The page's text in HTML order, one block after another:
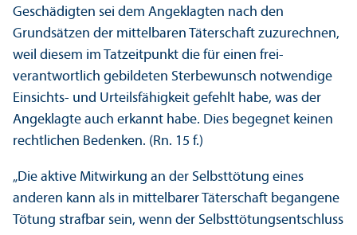
Geschädigten sei dem Angeklagten nach den
Grundsätzen der mittelbaren Täterschaft zuzurechnen,
weil diesem im Tatzeitpunkt die für einen frei­
verantwortlich gebildeten Sterbewunsch notwendige
Einsichts- und Urteils­fähigkeit gefehlt habe, was der
Angeklagte auch erkannt habe. Dies begegnet keinen
rechtlichen Bedenken. (Rn. 15 f.)
„Die aktive Mit­wirkung an der Selbsttötung eines
anderen kann als in mittelbarer Täterschaft begangene
Tötung strafbar sein, wenn der Selbsttötungs­entschluss